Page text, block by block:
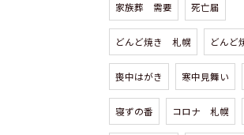
家族葬 需要 死亡届
どんど焼き 札幌 どん
喪中はがき 寒中見舞い
寝ずの番 コロナ 札幌